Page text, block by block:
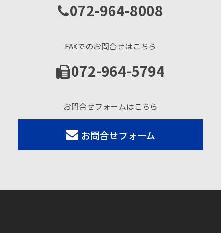
072-964-8008
FAXでのお問合せはこちら
072-964-5794
お問合せフォームはこちら
お問合せフォーム